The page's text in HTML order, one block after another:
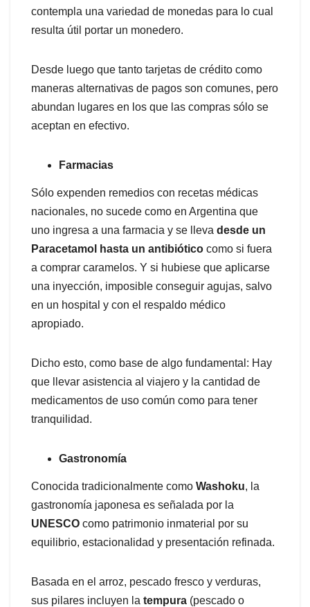
contempla una variedad de monedas para lo cual
resulta útil portar un monedero.
Desde luego que tanto tarjetas de crédito como
maneras alternativas de pagos son comunes, pero
abundan lugares en los que las compras sólo se
aceptan en efectivo.
Farmacias
Sólo expenden remedios con recetas médicas
nacionales, no sucede como en Argentina que
uno ingresa a una farmacia y se lleva desde un
Paracetamol hasta un antibiótico como si fuera
a comprar caramelos. Y si hubiese que aplicarse
una inyección, imposible conseguir agujas, salvo
en un hospital y con el respaldo médico
apropiado.
Dicho esto, como base de algo fundamental: Hay
que llevar asistencia al viajero y la cantidad de
medicamentos de uso común como para tener
tranquilidad.
Gastronomía
Conocida tradicionalmente como Washoku, la
gastronomía japonesa es señalada por la
UNESCO como patrimonio inmaterial por su
equilibrio, estacionalidad y presentación refinada.
Basada en el arroz, pescado fresco y verduras,
sus pilares incluyen la tempura (pescado o